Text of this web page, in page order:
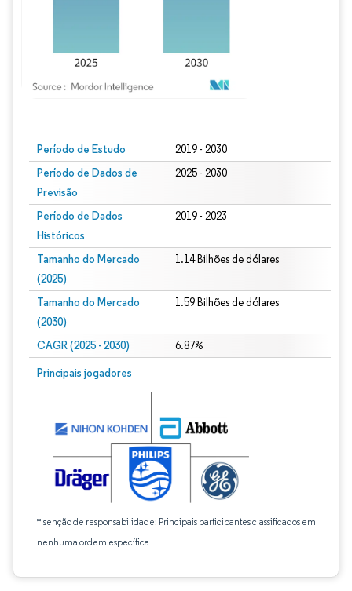
Período de Estudo 2019 - 2030
Período de Dados de
Previsão
2025 - 2030
Período de Dados
Históricos
2019 - 2023
Tamanho do Mercado
(2025)
1.14 Bilhões de dólares
Tamanho do Mercado
(2030)
1.59 Bilhões de dólares
CAGR (2025 - 2030) 6.87%
Principais jogadores
*Isenção de responsabilidade: Principais participantes classificados em
nenhuma ordem específica